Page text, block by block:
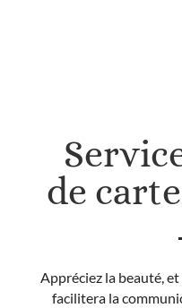
de
Appréciez la beauté,
facilitera la